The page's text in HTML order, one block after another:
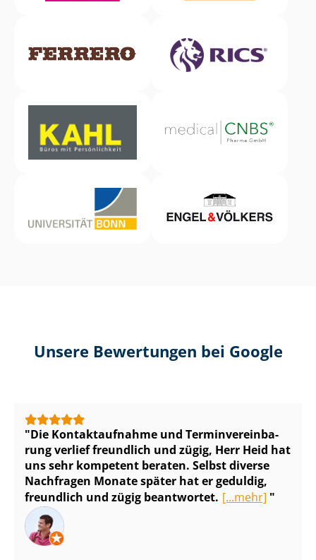
Unsere Bewertungen bei Google
Die Kontaktaufnahme und Ter­min­ver­ein­ba­
rung verlief freundlich und zügig, Herr Heid hat
uns sehr kompetent beraten. Selbst diverse
Nachfragen Monate später hat er geduldig,
freundlich und zügig beantwortet. [...mehr]